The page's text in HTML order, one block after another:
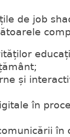
de job
și
în
în